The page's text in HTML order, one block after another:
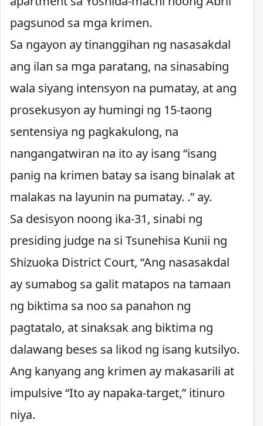
pagsunod sa mga krimen.
Sa ngayon ay tinanggihan ng nasasakdal
ang ilan sa mga paratang, na sinasabing
wala siyang intensyon na pumatay, at ang
prosekusyon ay humingi ng 15-taong
sentensiya ng pagkakulong, na
nangangatwiran na ito ay isang “isang
panig na krimen batay sa isang binalak at
malakas na layunin na pumatay. .” ay.
Sa desisyon noong ika-31, sinabi ng
presiding judge na si Tsunehisa Kunii ng
Shizuoka District Court, “Ang nasasakdal
ay sumabog sa galit matapos na tamaan
ng biktima sa noo sa panahon ng
pagtatalo, at sinaksak ang biktima ng
dalawang beses sa likod ng isang kutsilyo.
Ang kanyang ang krimen ay makasarili at
impulsive “Ito ay napaka-target,” itinuro
niya.